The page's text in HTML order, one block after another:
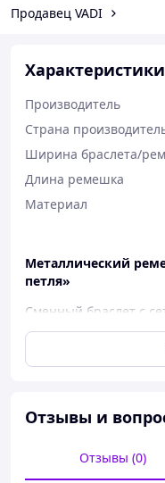
Продавец VADI
Производитель
Страна
Ширина браслета/
Длина ремешка
Материал
Металлический
петля»
Сменный браслет с
изготовленный из
универсальна:
наручных часов, так
Основные
устойчив к
механическому
Отзывы и
Отзывы (0)